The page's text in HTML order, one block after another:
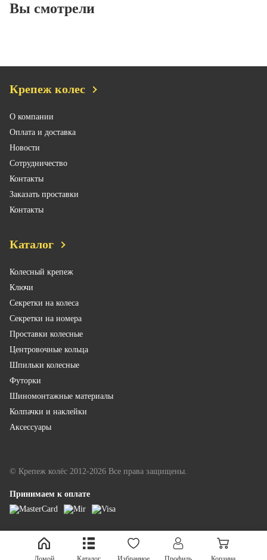
Вы смотрели
Крепеж колес
О компании
Оплата и доставка
Новости
Сотрудничество
Контакты
Заказать проставки
Контакты
Каталог
Колесный крепеж
Ключи
Секретки на колеса
Секретки на номера
Проставки колесные
Центровочные кольца
Шпильки колесные
Футорки
Шиномонтажные материалы
Колпачки и наклейки
Аксессуары
© Крепеж колёс 2012-2026 Все права защищены.
Принимаем к оплате
LINKOR - разработка и продвижение